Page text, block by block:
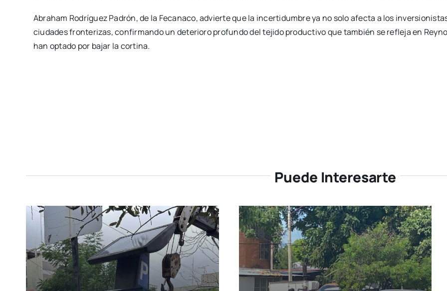
Abraham Rodríguez Padrón, de la Fecanaco, advierte que la incertidumbre ya no solo afecta a los
ciudades fronterizas, confirmando un deterioro profundo del tejido productivo que también se refleja en
han optado por bajar la cortina.
Puede Interesarte